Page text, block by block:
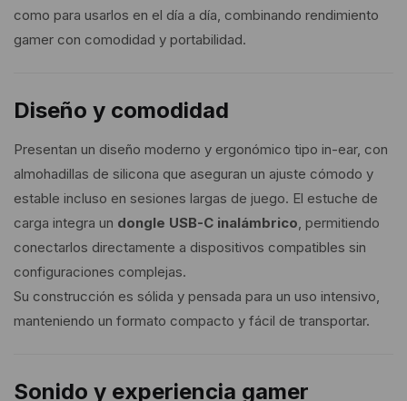
como para usarlos en el día a día, combinando rendimiento
gamer con comodidad y portabilidad.
Diseño y comodidad
Presentan un diseño moderno y ergonómico tipo in-ear, con
almohadillas de silicona que aseguran un ajuste cómodo y
estable incluso en sesiones largas de juego. El estuche de
carga integra un dongle USB-C inalámbrico, permitiendo
conectarlos directamente a dispositivos compatibles sin
configuraciones complejas.
Su construcción es sólida y pensada para un uso intensivo,
manteniendo un formato compacto y fácil de transportar.
Sonido y experiencia gamer